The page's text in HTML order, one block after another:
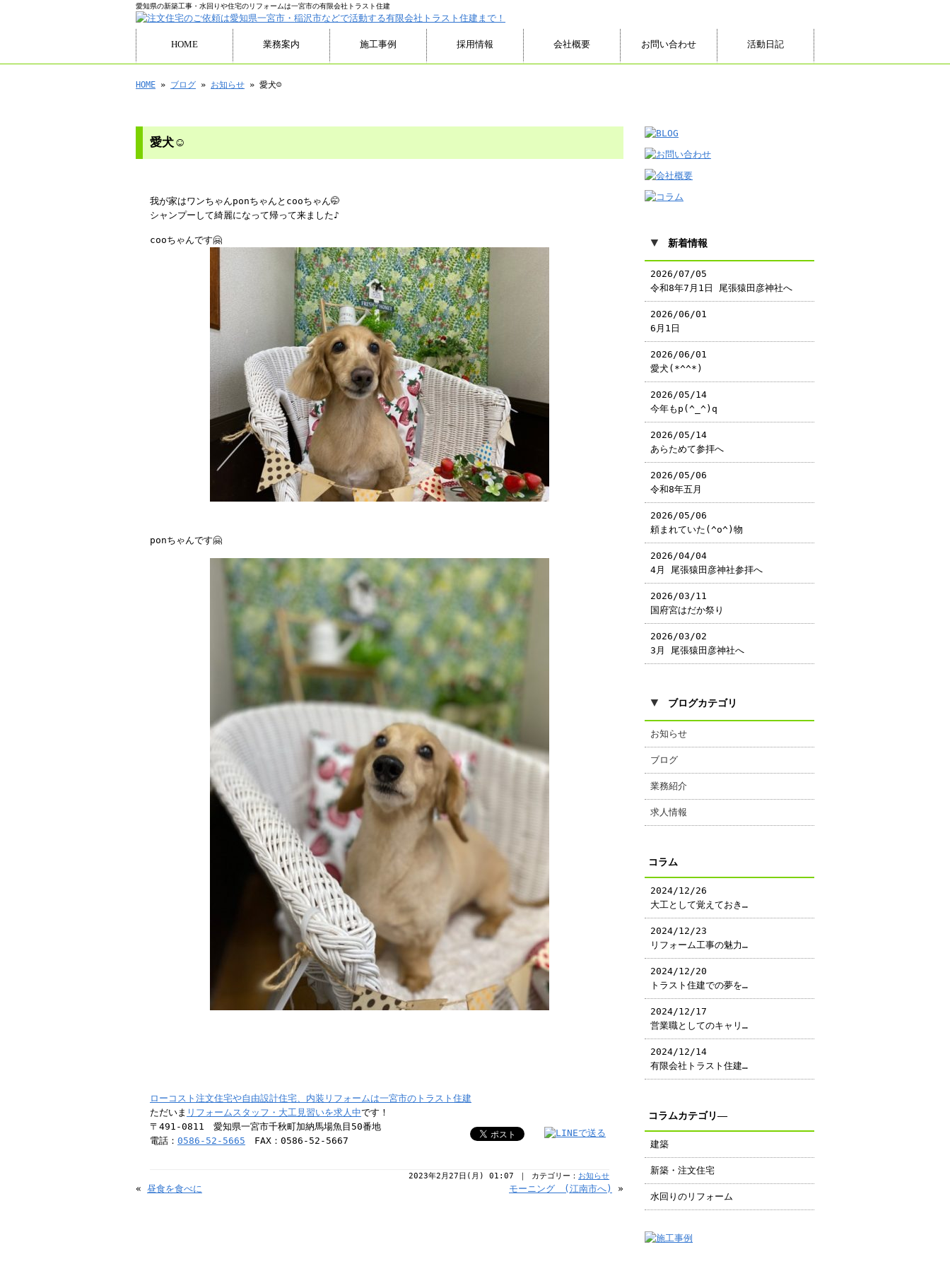
愛知県の新築工事・水回りや住宅のリフォームは一宮市の有限会社トラスト住建
HOME 業務案内 施工事例 採用情報 会社概要 お問い合わせ 活動日記
HOME » ブログ » お知らせ » 愛犬☺️
愛犬☺️
我が家はワンちゃんponちゃんとcooちゃん🤭
シャンプーして綺麗になって帰って来ました♪
cooちゃんです🤗
ponちゃんです🤗
ローコスト注文住宅や自由設計住宅、内装リフォームは一宮市のトラスト住建
ただいま リフォームスタッフ・大工見習いを求人中です！
〒491-0811 愛知県一宮市千秋町加納馬場魚目50番地
電話： 0586-52-5665 FAX：0586-52-5667
2023年2月27日(月) 01:07 ｜ カテゴリー： お知らせ
« 昼食を食べに モーニング (江南市へ) »
▼ 新着情報
2026/07/05
令和8年7月1日 尾張猿田彦神社へ
2026/06/01
6月1日
2026/06/01
愛犬(*^^*)
2026/05/14
今年もp(^_^)q
2026/05/14
あらためて参拝へ
2026/05/06
令和8年五月
2026/05/06
頼まれていた(^o^)物
2026/04/04
4月 尾張猿田彦神社参拝へ
2026/03/11
国府宮はだか祭り
2026/03/02
3月 尾張猿田彦神社へ
▼ ブログカテゴリ
お知らせ
ブログ
業務紹介
求人情報
コラム
2024/12/26
大工として覚えておき…
2024/12/23
リフォーム工事の魅力…
2024/12/20
トラスト住建での夢を…
2024/12/17
営業職としてのキャリ…
2024/12/14
有限会社トラスト住建…
コラムカテゴリ―
建築
新築・注文住宅
水回りのリフォーム